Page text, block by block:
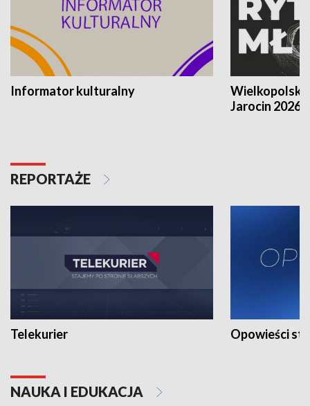
Informator kulturalny
Jarocin 2026
REPORTAŻE
Telekurier Opowieści
NAUKA I EDUKACJA